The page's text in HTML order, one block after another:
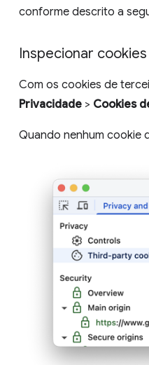
conforme descrito a
Inspecionar
Com os cookies de
Privacidade > Cookies
Quando nenhum cookie